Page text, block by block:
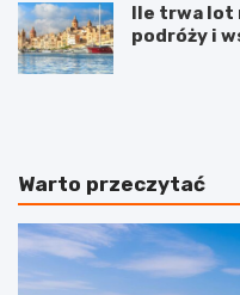
Ile trwa lot
podróży i
T
l
o
t
ó
w
W
k
o
w
y
Z
Warto przeczytać